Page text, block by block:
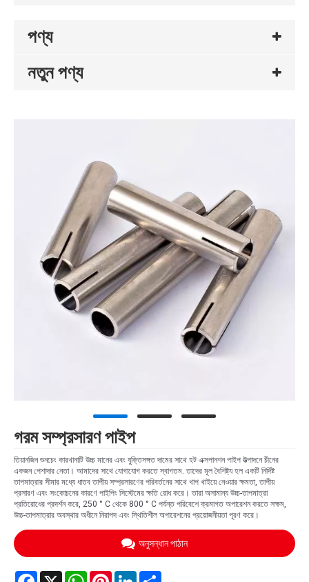
পণ্য
নতুন পণ্য
গরম সম্প্রসারণ পাইপ
তিয়ানজিন শুনচেং কারখানাটি উচ্চ মানের এবং যুক্তিসঙ্গত দামের সাথে হট এক্সপানশন পাইপ উত্পাদনে চীনের
একজন পেশাদার নেতা। আমাদের সাথে যোগাযোগ করতে স্বাগতম. তাদের মূল বৈশিষ্ট্য হল একটি নির্দিষ্ট
তাপমাত্রার সীমার মধ্যে ধাতব তাপীয় সম্প্রসারণের পরিবর্তনের সাথে খাপ খাইয়ে নেওয়ার ক্ষমতা, তাপীয়
প্রসারণ এবং সংকোচনের কারণে পাইপিং সিস্টেমের ক্ষতি রোধ করে। তারা অসামান্য উচ্চ-তাপমাত্রা
প্রতিরোধের প্রদর্শন করে, 250 ° C থেকে 800 ° C পর্যন্ত পরিবেশে ক্রমাগত অপারেশন করতে সক্ষম,
উচ্চ-তাপমাত্রার অবস্থার অধীনে নিরাপদ এবং স্থিতিশীল অপারেশনের প্রয়োজনীয়তা পূরণ করে।
অনুসন্ধান পাঠান
Facebook
X WhatsAppPinterestLinkedIn